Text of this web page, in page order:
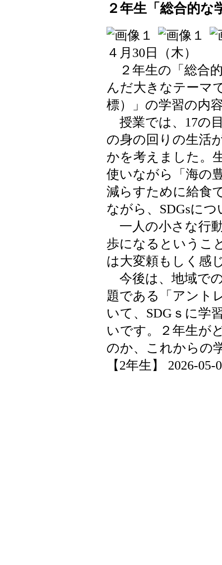
２年生「総合的な
４月30日（木）
２年生の「総合
んだ大きなテーマ
標）」の学習の内
授業では、17の
の身の回りの生活
かを考えました。
使いながら「海の
減らすために給食
ながら、SDGsに
一人の小さな行
歩になるというこ
は大変頼もしく感
今後は、地域で
題である「アント
いて、SDGｓに学
いです。２年生が
のか、これからの
【2年生】 2026-05-